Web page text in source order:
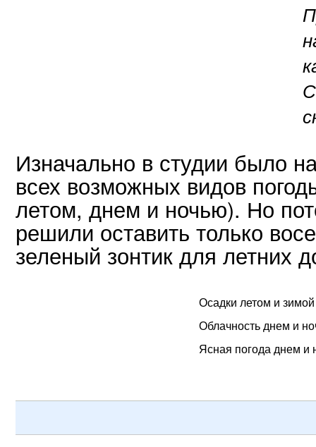
Изначально в студии было
всех возможных видов
летом, днем и ночью). Но
решили оставить только
зеленый зонтик для летних
Осадки летом и зимой
Облачность днем и
Ясная погода днем и